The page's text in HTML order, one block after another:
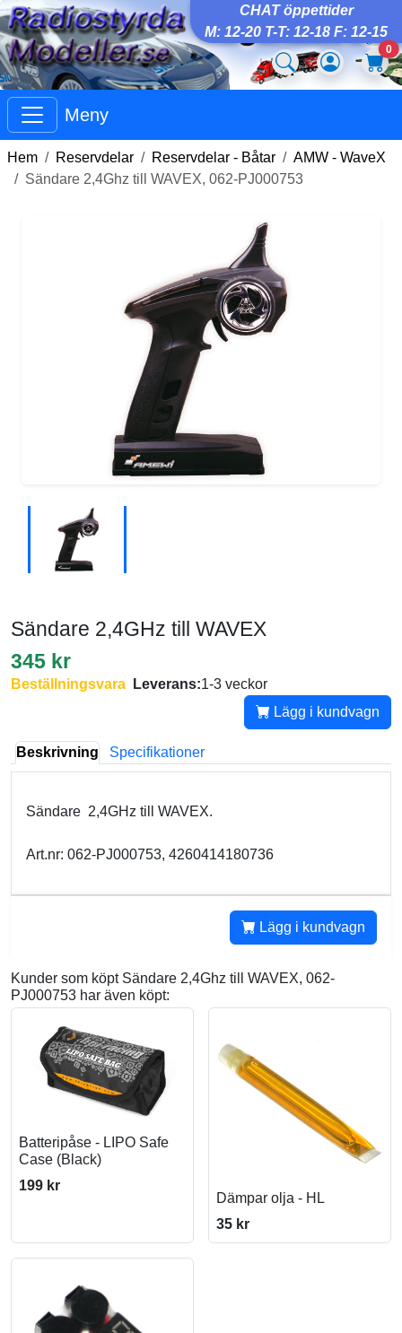
CHAT öppettider
M: 12-20 T-T: 12-18 F: 12-15
0
Meny
Hem Reservdelar Reservdelar - Båtar
AMW - WaveX
Sändare 2,4Ghz till WAVEX, 062-PJ000753
Sändare 2,4GHz till WAVEX
345 kr
Beställningsvara Leverans:1-3 veckor
Lägg i kundvagn
Beskrivning Specifikationer
Sändare 2,4GHz till WAVEX.
Art.nr: 062-PJ000753, 4260414180736
Lägg i kundvagn
Kunder som köpt Sändare 2,4Ghz till WAVEX, 062-
PJ000753 har även köpt:
Batteripåse - LIPO Safe
Case (Black)
199 kr
Dämpar olja - HL
35 kr